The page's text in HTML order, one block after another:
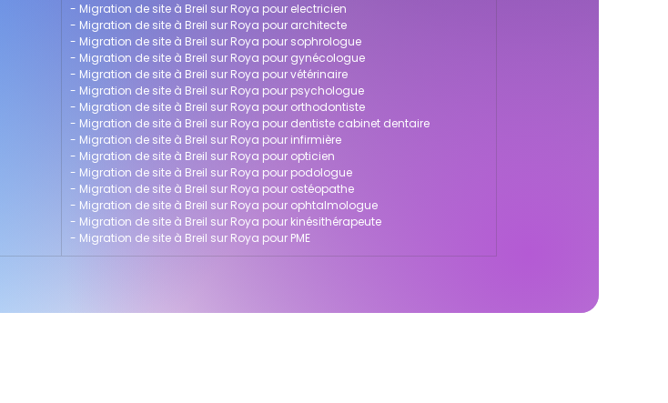
- Migration de site à Breil sur Roya pour electricien
- Migration de site à Breil sur Roya pour architecte
- Migration de site à Breil sur Roya pour sophrologue
- Migration de site à Breil sur Roya pour gynécologue
- Migration de site à Breil sur Roya pour vétérinaire
- Migration de site à Breil sur Roya pour psychologue
- Migration de site à Breil sur Roya pour orthodontiste
- Migration de site à Breil sur Roya pour dentiste cabinet dentaire
- Migration de site à Breil sur Roya pour infirmière
- Migration de site à Breil sur Roya pour opticien
- Migration de site à Breil sur Roya pour podologue
- Migration de site à Breil sur Roya pour ostéopathe
- Migration de site à Breil sur Roya pour ophtalmologue
- Migration de site à Breil sur Roya pour kinésithérapeute
- Migration de site à Breil sur Roya pour PME